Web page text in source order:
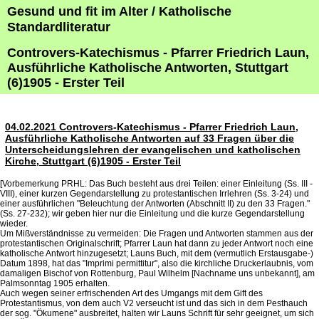
Gesund und fit im Alter / Katholische
Standardliteratur
Controvers-Katechismus - Pfarrer Friedrich Laun,
Ausführliche Katholische Antworten, Stuttgart
(6)1905 - Erster Teil
04.02.2021 Controvers-Katechismus - Pfarrer Friedrich Laun,
Ausführliche Katholische Antworten auf 33 Fragen über die
Unterscheidungslehren der evangelischen und katholischen
Kirche, Stuttgart (6)1905 - Erster Teil
[Vorbemerkung PRHL: Das Buch besteht aus drei Teilen: einer Einleitung (Ss. III -
VIII), einer kurzen Gegendarstellung zu protestantischen Irrlehren (Ss. 3-24) und
einer ausführlichen "Beleuchtung der Antworten (Abschnitt II) zu den 33 Fragen."
(Ss. 27-232); wir geben hier nur die Einleitung und die kurze Gegendarstellung
wieder.
Um Mißverständnisse zu vermeiden: Die Fragen und Antworten stammen aus der
protestantischen Originalschrift; Pfarrer Laun hat dann zu jeder Antwort noch eine
katholische Antwort hinzugesetzt; Launs Buch, mit dem (vermutlich Erstausgabe-)
Datum 1898, hat das "Imprimi permittitur", also die kirchliche Druckerlaubnis, vom
damaligen Bischof von Rottenburg, Paul Wilhelm [Nachname uns unbekannt], am
Palmsonntag 1905 erhalten.
Auch wegen seiner erfrischenden Art des Umgangs mit dem Gift des
Protestantismus, von dem auch V2 verseucht ist und das sich in dem Pesthauch
der sog. "Ökumene" ausbreitet, halten wir Launs Schrift für sehr geeignet, um sich